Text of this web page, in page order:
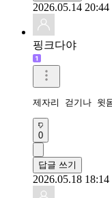
2026.05.14 20:44
핑크다야
제자리 걷기나 윗
0
답글 쓰기
2026.05.18 18:14